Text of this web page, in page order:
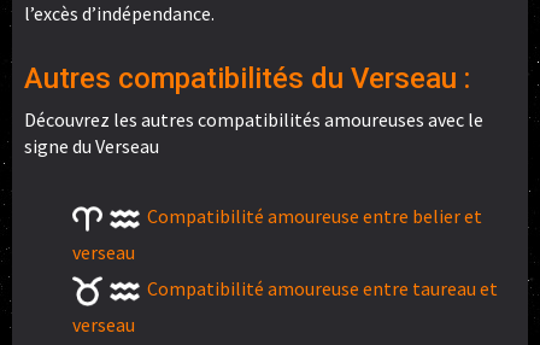
l’excès d’indépendance.
Autres compatibilités du Verseau :
Découvrez les autres compatibilités amoureuses avec le
signe du Verseau
Compatibilité amoureuse entre belier et
verseau
Compatibilité amoureuse entre taureau et
verseau